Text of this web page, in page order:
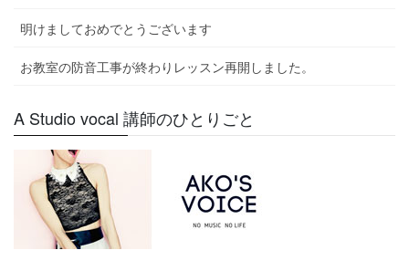
明けましておめでとうございます
お教室の防音工事が終わりレッスン再開しました。
A Studio vocal 講師のひとりごと